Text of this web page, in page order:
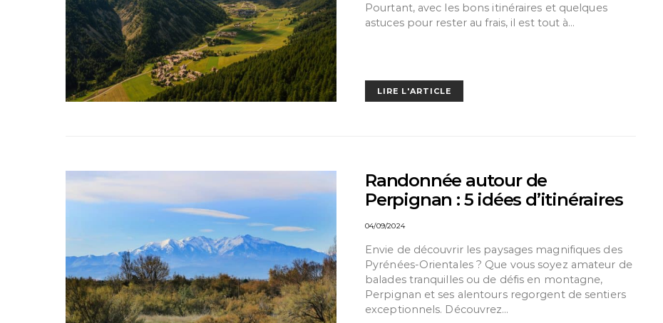
Pourtant, avec les bons itinéraires et quelques
astuces pour rester au frais, il est tout à…
LIRE L'ARTICLE
Randonnée autour de
Perpignan : 5 idées d’itinéraires
04/09/2024
Envie de découvrir les paysages magnifiques des
Pyrénées-Orientales ? Que vous soyez amateur de
balades tranquilles ou de défis en montagne,
Perpignan et ses alentours regorgent de sentiers
exceptionnels. Découvrez…